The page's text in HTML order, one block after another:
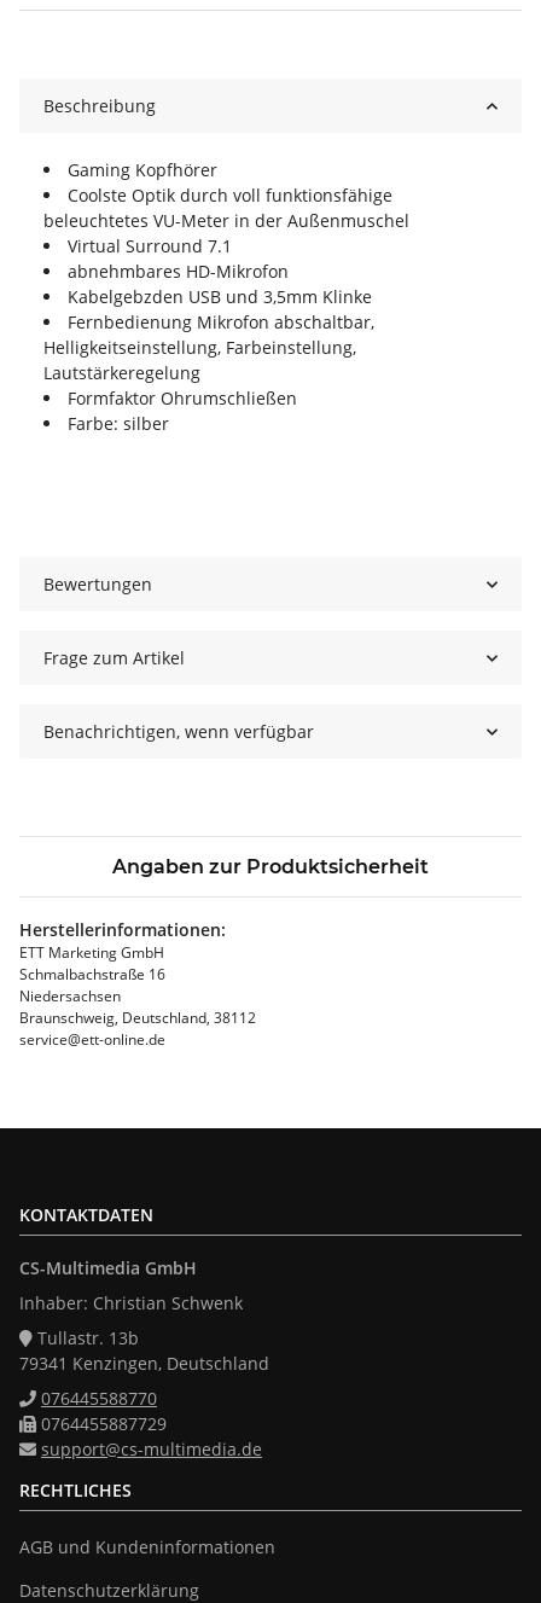
Beschreibung
Gaming Kopfhörer
Coolste Optik durch voll funktionsfähige
beleuchtetes VU-Meter in der Außenmuschel
Virtual Surround 7.1
abnehmbares HD-Mikrofon
Kabelgebzden USB und 3,5mm Klinke
Fernbedienung Mikrofon abschaltbar,
Helligkeitseinstellung, Farbeinstellung,
Lautstärkeregelung
Formfaktor Ohrumschließen
Farbe: silber
Bewertungen
Frage zum Artikel
Benachrichtigen, wenn verfügbar
Angaben zur Produktsicherheit
Herstellerinformationen:
ETT Marketing GmbH
Schmalbachstraße 16
Niedersachsen
Braunschweig, Deutschland, 38112
service@ett-online.de
KONTAKTDATEN
CS-Multimedia GmbH
Inhaber: Christian Schwenk
Tullastr. 13b
79341 Kenzingen, Deutschland
076445588770
0764455887729
support@cs-multimedia.de
RECHTLICHES
AGB und Kundeninformationen
Datenschutzerklärung